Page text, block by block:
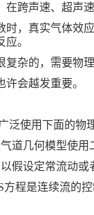
在跨声速、超声
时，真实气体效
。
杂的，需要物理
会越发重要。
泛使用下面的物
道几何模型使用
假设定常流动或
方程是连续流的